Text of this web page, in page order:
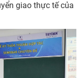
giao thực tế của